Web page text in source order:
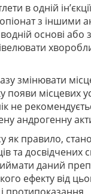
в одній
з іншими
основі або
змінювати
появи місцевих
не
андрогенну
як правило,
та досвідчених
даний
ефекту від